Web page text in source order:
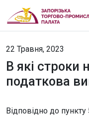
22 Травня, 2023
В які строки
податкова
Відповідно до